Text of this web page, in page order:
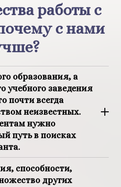
работы с
с нами
образования, а
учебного заведения
почти всегда
неизвестных.
нужно
путь в поисках
способности,
других